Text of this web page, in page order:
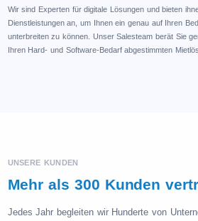
Wir sind Experten für digitale Lösungen und bieten
Dienstleistungen an, um Ihnen ein genau auf Ihren
unterbreiten zu können. Unser Salesteam berät Sie
Ihren Hard- und Software-Bedarf abgestimmten
UNSERE KUNDEN
Mehr als 300 Kunden
Jedes Jahr begleiten wir Hunderte von